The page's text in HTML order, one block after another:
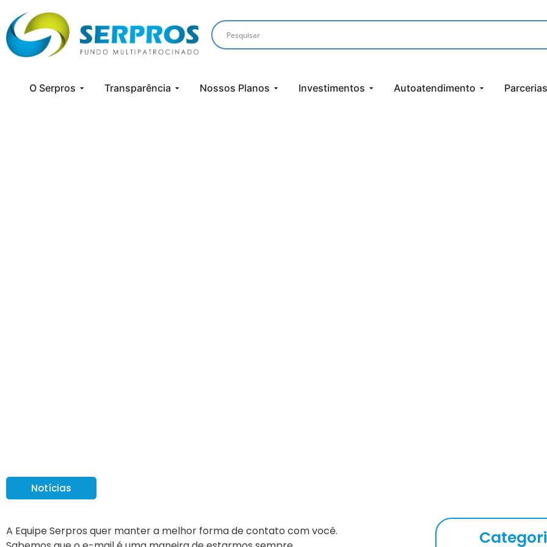
O Serpros Transparência Nossos Planos Investimentos Autoatendimento Parcerias
Notícias
A Equipe Serpros quer manter a melhor forma de contato com você.